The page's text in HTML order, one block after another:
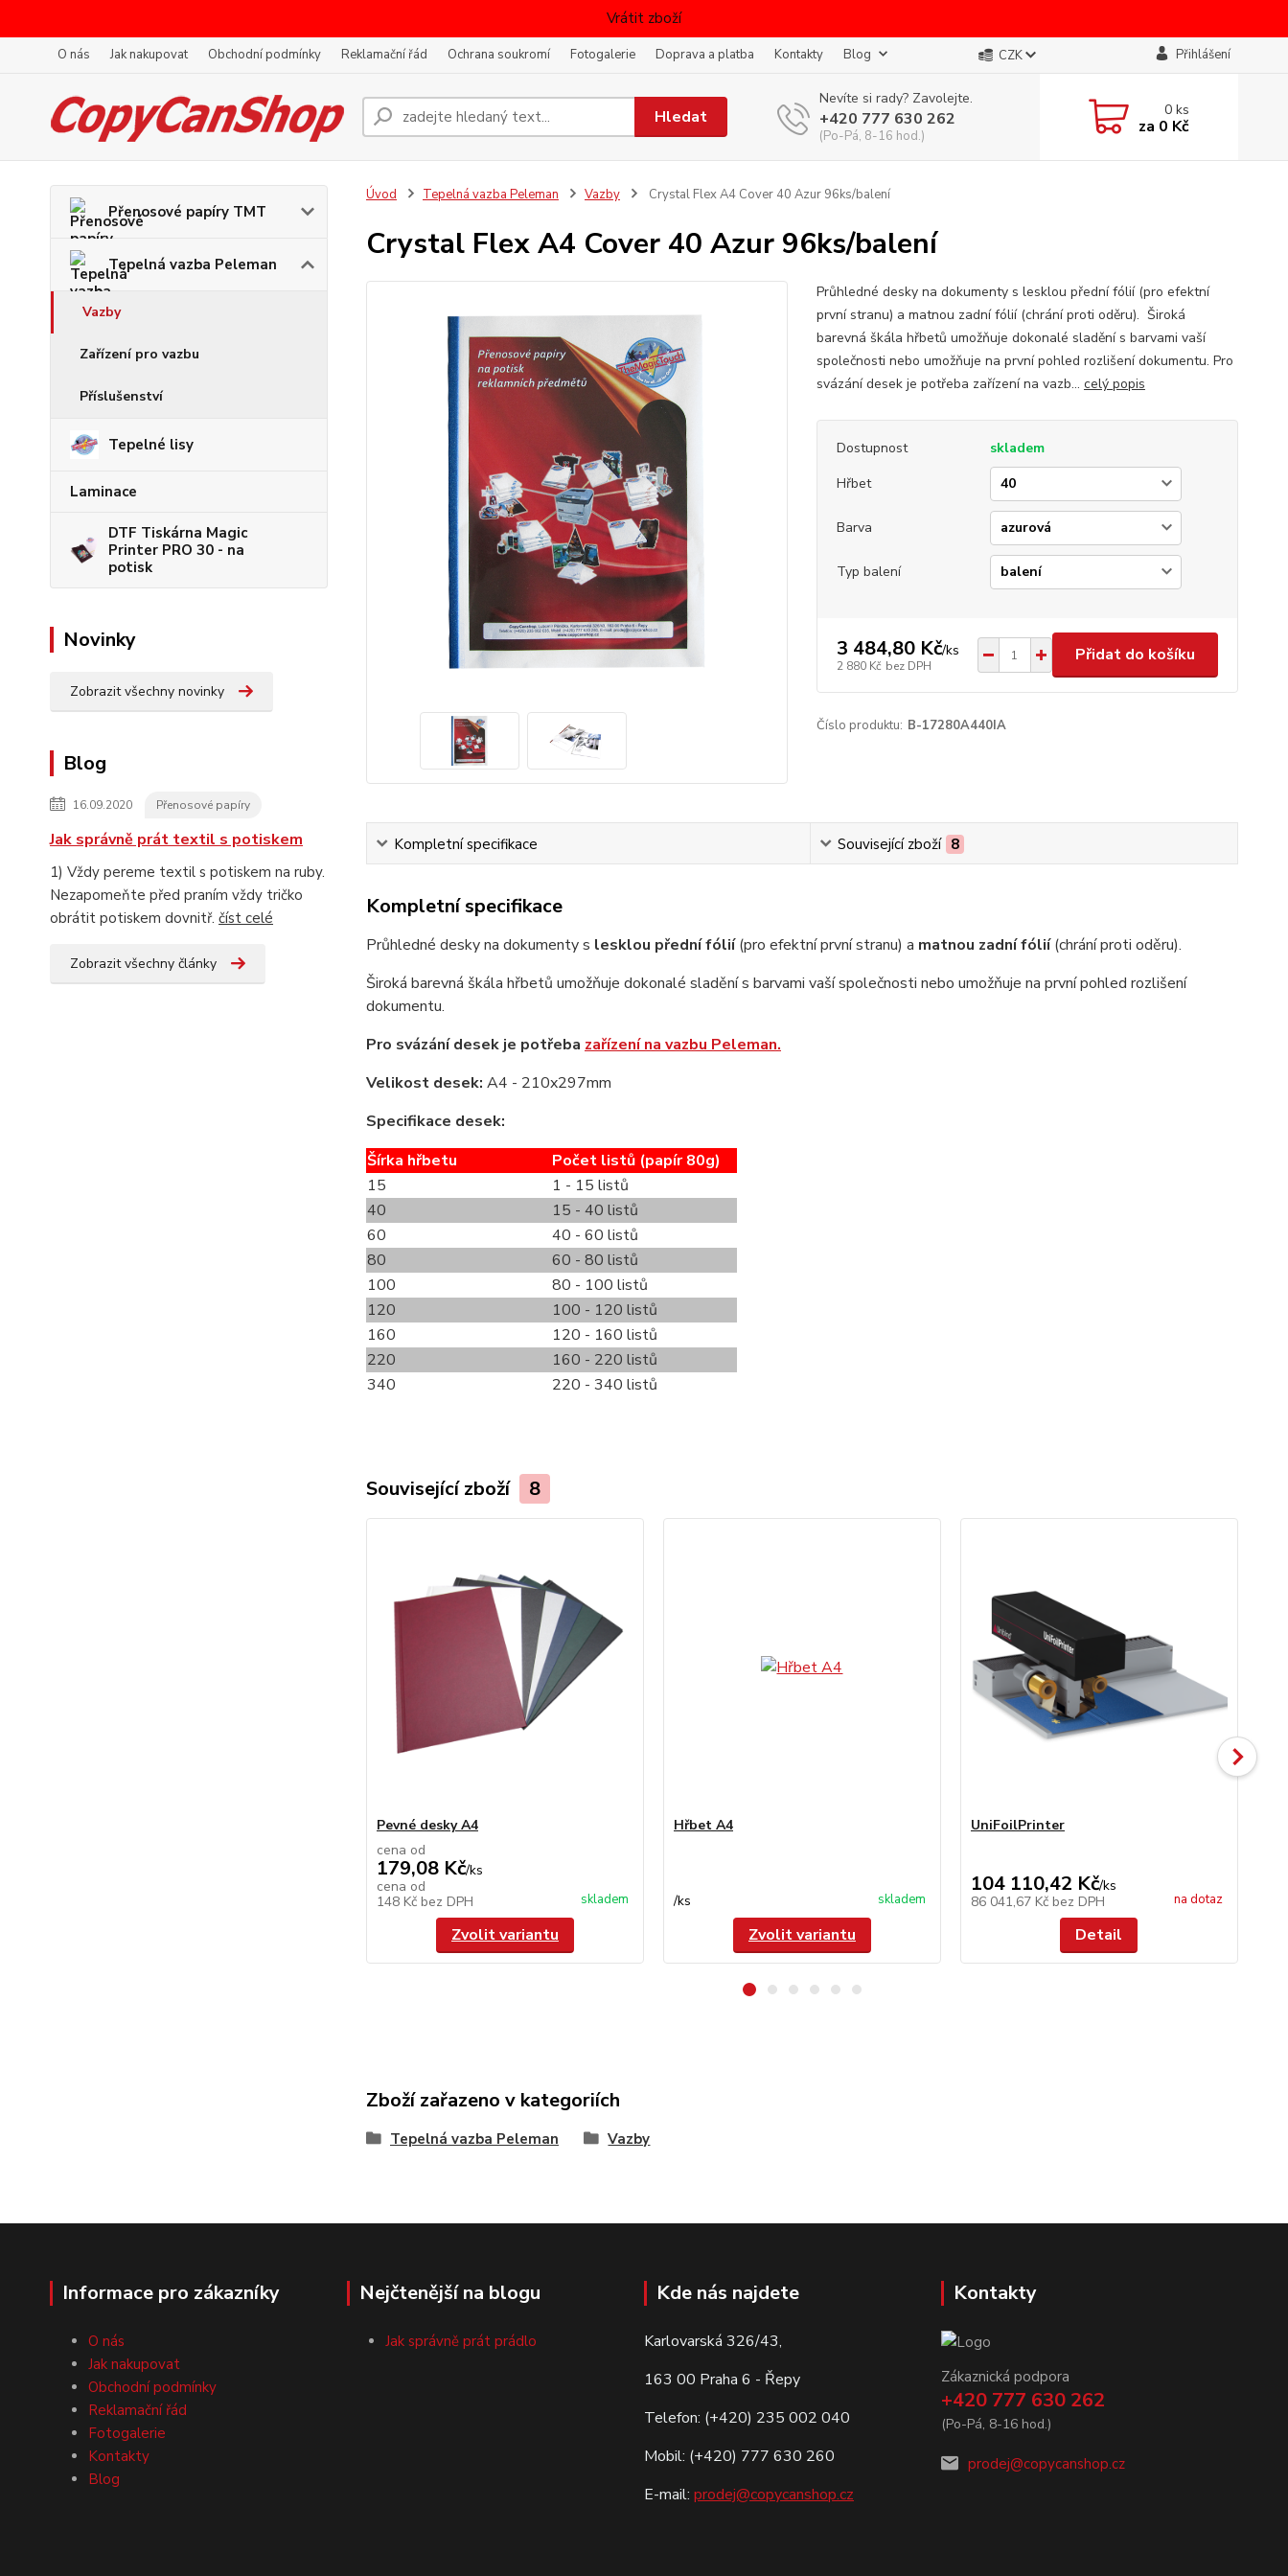
Vrátit zboží
O nás Jak nakupovat Obchodní podmínky Reklamační řád Ochrana soukromí Fotogalerie Doprava a platba Kontakty Blog CZK Přihlášení
Hledat
Nevíte si rady? Zavolejte.
+420 777 630 262
(Po-Pá, 8-16 hod.)
0ks
za 0 Kč
Přenosové papíry TMT
Tepelná vazba Peleman
Vazby
Zařízení pro vazbu
Příslušenství
Tepelné lisy
Laminace
DTF Tiskárna Magic
Printer PRO 30 - na
potisk
Novinky
Zobrazit všechny novinky
Blog
16.09.2020 Přenosové papíry
Jak správně prát textil s potiskem
1) Vždy pereme textil s potiskem na ruby.
Nezapomeňte před praním vždy tričko
obrátit potiskem dovnitř. číst celé
Zobrazit všechny články
Úvod Tepelná vazba Peleman Vazby Crystal Flex A4 Cover 40 Azur 96ks/balení
Crystal Flex A4 Cover 40 Azur 96ks/balení
Průhledné desky na dokumenty s lesklou přední fólií (pro efektní
první stranu) a matnou zadní fólií (chrání proti oděru). Široká
barevná škála hřbetů umožňuje dokonalé sladění s barvami vaší
společnosti nebo umožňuje na první pohled rozlišení dokumentu. Pro
svázání desek je potřeba zařízení na vazb... celý popis
Dostupnost
skladem
Hřbet
Barva
Typ balení
3 484,80 Kč/ks
2 880 Kč bez DPH
Přidat do košíku
Číslo produktu: B-17280A440IA
Kompletní specifikace Související zboží 8
Kompletní specifikace
Průhledné desky na dokumenty s lesklou přední fólií(pro efektní první stranu) a matnou zadní fólií(chrání proti oděru).
Široká barevná škála hřbetů umožňuje dokonalé sladění s barvami vaší společnosti nebo umožňuje na první pohled rozlišení
dokumentu.
Pro svázání desek je potřeba zařízení na vazbu Peleman.
Velikost desek: A4 - 210x297mm
Specifikace desek:
Šírka hřbetu
Počet listů (papír 80g)
15
1 - 15 listů
40
15 - 40 listů
60
40 - 60 listů
80
60 - 80 listů
100
80 - 100 listů
120
100 - 120 listů
160
120 - 160 listů
220
160 - 220 listů
340
220 - 340 listů
Související zboží 8
Pevné desky A4
cena od
179,08 Kč/ks
cena od
148 Kč bez DPH skladem
Zvolit variantu
Hřbet A4
/ks skladem
Zvolit variantu
UniFoilPrinter
104 110,42 Kč/ks
86 041,67 Kč bez DPH na dotaz
Detail
Zboží zařazeno v kategoriích
Tepelná vazba Peleman Vazby
Informace pro zákazníky
O nás
Jak nakupovat
Obchodní podmínky
Reklamační řád
Fotogalerie
Kontakty
Blog
Nejčtenější na blogu
Jak správně prát prádlo
Kde nás najdete
Karlovarská 326/43,
163 00 Praha 6 - Řepy
Telefon: (+420) 235 002 040
Mobil: (+420) 777 630 260
E-mail: prodej@copycanshop.cz
Kontakty
Zákaznická podpora
+420 777 630 262
(Po-Pá, 8-16 hod.)
prodej@copycanshop.cz